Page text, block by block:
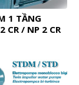
1 TẦNG
CR / NP 2 CR